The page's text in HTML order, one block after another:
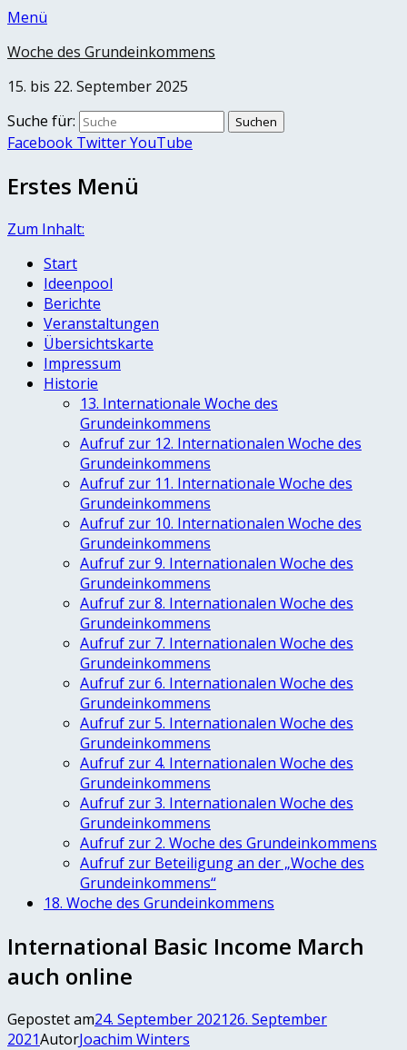
Menü
Woche des Grundeinkommens
15. bis 22. September 2025
Suche für:
Facebook TwitterYouTube
Erstes Menü
Zum Inhalt:
Start
Ideenpool
Berichte
Veranstaltungen
Übersichtskarte
Impressum
Historie
13. Internationale Woche des
Grundeinkommens
Aufruf zur 12. Internationalen Woche des
Grundeinkommens
Aufruf zur 11. Internationale Woche des
Grundeinkommens
Aufruf zur 10. Internationalen Woche des
Grundeinkommens
Aufruf zur 9. Internationalen Woche des
Grundeinkommens
Aufruf zur 8. Internationalen Woche des
Grundeinkommens
Aufruf zur 7. Internationalen Woche des
Grundeinkommens
Aufruf zur 6. Internationalen Woche des
Grundeinkommens
Aufruf zur 5. Internationalen Woche des
Grundeinkommens
Aufruf zur 4. Internationalen Woche des
Grundeinkommens
Aufruf zur 3. Internationalen Woche des
Grundeinkommens
Aufruf zur 2. Woche des Grundeinkommens
Aufruf zur Beteiligung an der „Woche des
Grundeinkommens“
18. Woche des Grundeinkommens
International Basic Income March
auch online
Gepostet am24. September 202126. September
2021AutorJoachim Winters